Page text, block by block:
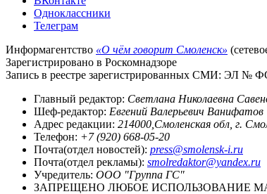
Одноклассники
Телеграм
Информагентство «О чём говорит Смоленск»
Зарегистрировано в Роскомнадзоре
Запись в реестре зарегистрированных СМИ: ЭЛ №
Главный редактор: Светлана Николаевна
Шеф-редактор: Евгений Валерьевич Ванифатов
Адрес редакции: 214000,Смоленская обл, г.
Телефон: +7 (920) 668-05-20
Почта(отдел новостей): press@smolensk-i.ru
Почта(отдел рекламы): smolredaktor@yandex.ru
Учредитель: ООО "Группа ГС"
ЗАПРЕЩЕНО ЛЮБОЕ ИСПОЛЬЗОВАНИЕ